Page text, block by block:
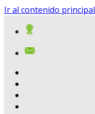
Ir al contenido principal